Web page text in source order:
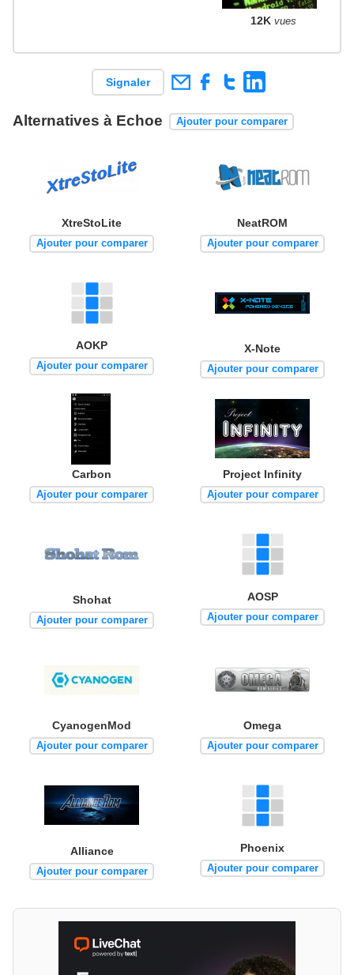
12K vues
Signaler
Alternatives à Echoe Ajouter pour comparer
XtreStoLite
Ajouter pour comparer
NeatROM
Ajouter pour comparer
AOKP
Ajouter pour comparer
X-Note
Ajouter pour comparer
Carbon
Ajouter pour comparer
Project Infinity
Ajouter pour comparer
Shohat
Ajouter pour comparer
AOSP
Ajouter pour comparer
CyanogenMod
Ajouter pour comparer
Omega
Ajouter pour comparer
Alliance
Ajouter pour comparer
Phoenix
Ajouter pour comparer